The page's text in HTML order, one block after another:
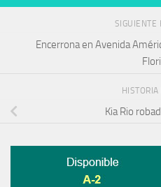
SIGUIENTE
Encerrona en Avenida
Kia Rio